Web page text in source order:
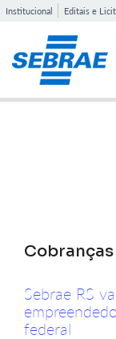
Institucional Editais e
Sebrae RS
federal